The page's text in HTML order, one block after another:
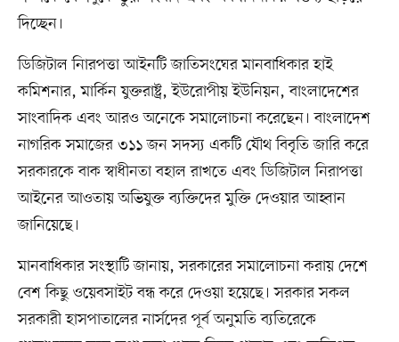
দিচ্ছেন।
ডিজিটাল নিারপত্তা আইনটি জাতিসংঘের মানবাধিকার হাই
কমিশনার, মার্কিন যুক্তরাষ্ট্র, ইউরোপীয় ইউনিয়ন, বাংলাদেশের
সাংবাদিক এবং আরও অনেকে সমালোচনা করেছেন। বাংলাদেশ
নাগরিক সমাজের ৩১১ জন সদস্য একটি যৌথ বিবৃতি জারি করে
সরকারকে বাক স্বাধীনতা বহাল রাখতে এবং ডিজিটাল নিরাপত্তা
আইনের আওতায় অভিযুক্ত ব্যক্তিদের মুক্তি দেওয়ার আহ্বান
জানিয়েছে।
মানবাধিকার সংস্থাটি জানায়, সরকারের সমালোচনা করায় দেশে
বেশ কিছু ওয়েবসাইট বন্ধ করে দেওয়া হয়েছে। সরকার সকল
সরকারী হাসপাতালের নার্সদের পূর্ব অনুমতি ব্যতিরেকে